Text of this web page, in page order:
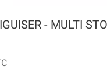
- MULTI